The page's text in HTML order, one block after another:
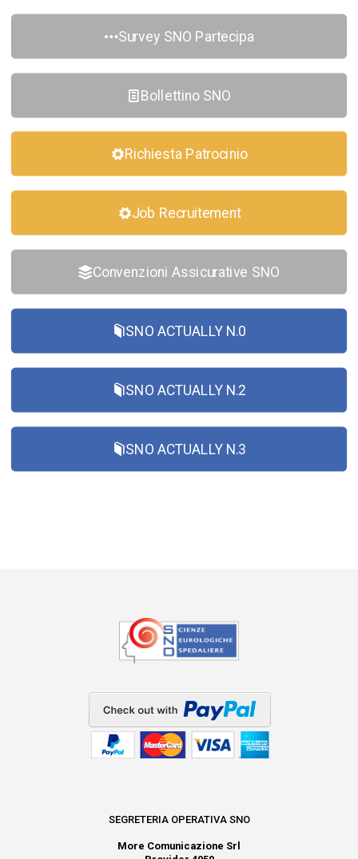
Survey SNO Partecipa
Bollettino SNO
Richiesta Patrocinio
Job Recruitement
Convenzioni Assicurative SNO
SNO ACTUALLY N.0
SNO ACTUALLY N.2
SNO ACTUALLY N.3
SEGRETERIA OPERATIVA SNO
More Comunicazione Srl